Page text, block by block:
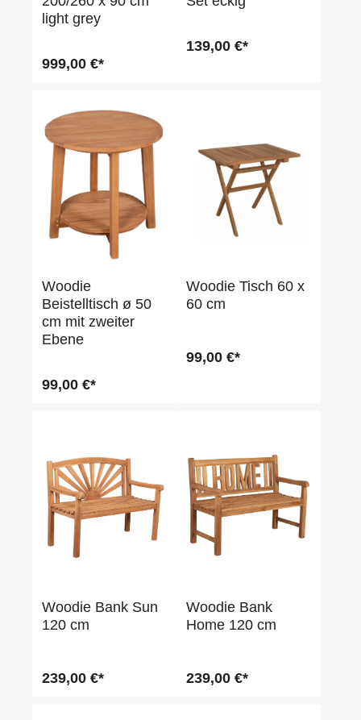
light grey
999,00 €*
139,00 €*
Woodie
Beistelltisch ø 50
cm mit zweiter
Ebene
99,00 €*
Woodie Tisch 60 x
60 cm
99,00 €*
Woodie Bank Sun
120 cm
239,00 €*
Woodie Bank
Home 120 cm
239,00 €*